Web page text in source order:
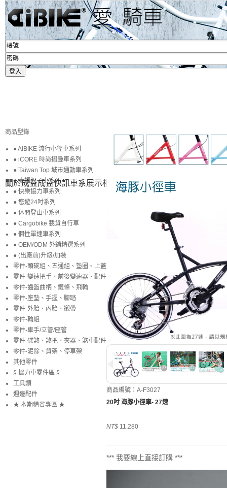
關於成益成益快訊車系展示相簿賞圖生活專區賞車購車
商品編號：A-F3027
20吋 海豚小徑車- 27速
NT$ 11,280
*** 我要線上直接訂購 ***
商品型錄
● AiBIKE 流行小徑車系列
● iCORE 時尚摺疊車系列
● Taiwan Top 城市通勤車系列
● 幸福親子車系列
● 快樂協力車系列
● 悠遊24吋系列
● 休閒登山車系列
● Cargobike 載貨自行車
● 個性單速車系列
● OEM/ODM 外銷精選系列
● (出廠前)升級/加裝
零件-頭碗組、五通組、墊圈、上蓋
零件-變速把手、前後變速器、配件
零件-齒盤曲柄、鏈條、飛輪
零件-座墊、手握、腳踏
零件-外胎、內胎、襯帶
零件-輪組
零件-車手/立管/座管
零件-碟煞、煞把、夾器、煞車配件
零件-泥除、貨架、停車架
其他零件
§ 協力車零件區 §
工具類
週邊配件
★ 本期精省專區 ★